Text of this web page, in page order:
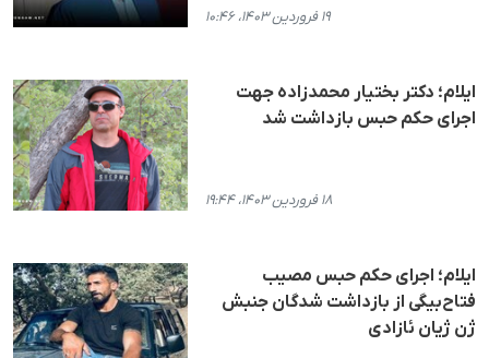
۱۹ فروردین ۱۴۰۳، ۱۰:۴۶
ایلام؛ دکتر بختیار محمدزاده جهت
اجرای حکم حبس بازداشت شد
۱۸ فروردین ۱۴۰۳، ۱۹:۴۴
ایلام؛ اجرای حکم حبس مصیب
فتاح‌بیگی از بازداشت شدگان جنبش
ژن ژیان ئازادی